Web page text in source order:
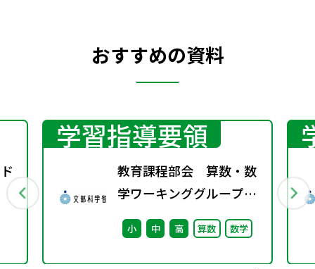
おすすめの資料
学習指導要領
教育課程部会 算数・数
学ワーキンググループ
（第2回） 配付資料
小 中 高 算数 数学